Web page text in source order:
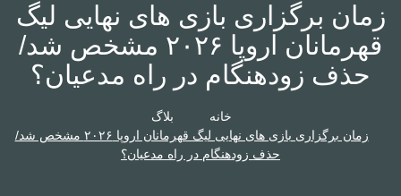
زمان برگزاری بازی های نهایی لیگ
قهرمانان اروپا ۲۰۲۶ مشخص شد/
حذف زودهنگام در راه مدعیان؟
خانه
بلاگ
زمان برگزاری بازی های نهایی لیگ قهرمانان اروپا ۲۰۲۶ مشخص شد/
حذف زودهنگام در راه مدعیان؟